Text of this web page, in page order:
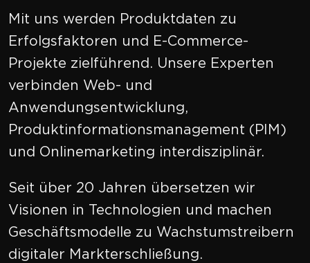
Mit uns werden Produktdaten zu
Erfolgsfaktoren und E-Commerce-
Projekte zielführend. Unsere Experten
verbinden Web- und
Anwendungsentwicklung,
Produktinformationsmanagement (PIM)
und Onlinemarketing interdisziplinär.
Seit über 20 Jahren übersetzen wir
Visionen in Technologien und machen
Geschäftsmodelle zu Wachstumstreibern
digitaler Markterschließung.